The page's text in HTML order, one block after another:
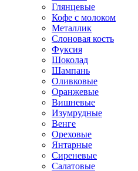
Глянцевые
Кофе с молоком
Металлик
Слоновая кость
Фуксия
Шоколад
Шампань
Оливковые
Оранжевые
Вишневые
Изумрудные
Венге
Ореховые
Янтарные
Сиреневые
Салатовые